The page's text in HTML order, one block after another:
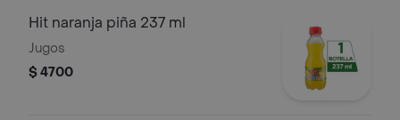
Hit naranja piña 237 ml
Jugos
$ 4700